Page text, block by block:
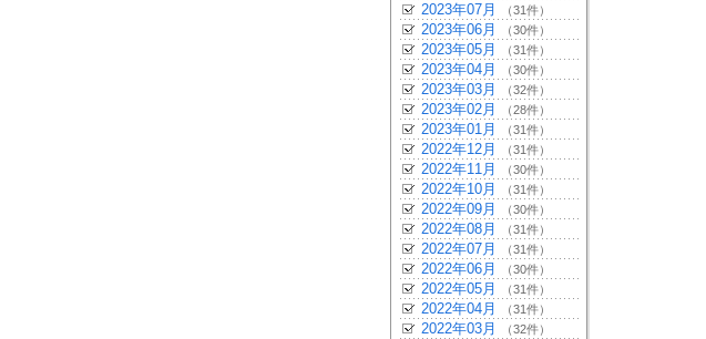
2023年07月 （31件）
2023年06月 （30件）
2023年05月 （31件）
2023年04月 （30件）
2023年03月 （32件）
2023年02月 （28件）
2023年01月 （31件）
2022年12月 （31件）
2022年11月 （30件）
2022年10月 （31件）
2022年09月 （30件）
2022年08月 （31件）
2022年07月 （31件）
2022年06月 （30件）
2022年05月 （31件）
2022年04月 （31件）
2022年03月 （32件）